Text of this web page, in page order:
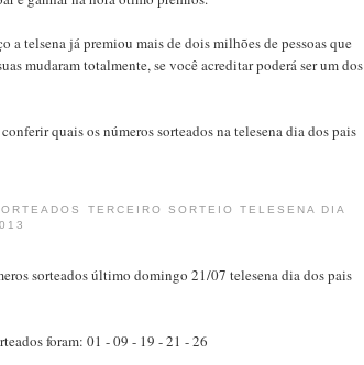
a telsena já premiou mais de dois milhões de pessoas que
mudaram totalmente, se você acreditar poderá ser um dos
quais os números sorteados na telesena dia dos pais
TERCEIRO SORTEIO TELESENA DIA
sorteados último domingo 21/07 telesena dia dos pais
foram: 01 - 09 - 19 - 21 - 26